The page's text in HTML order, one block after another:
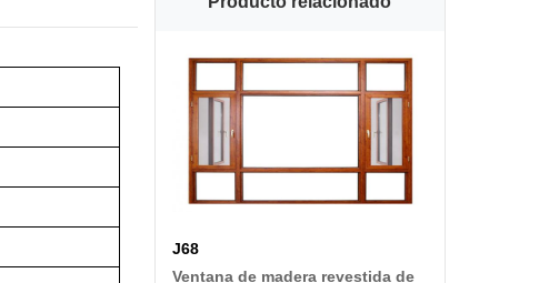
J68
Ventana de madera revestida de